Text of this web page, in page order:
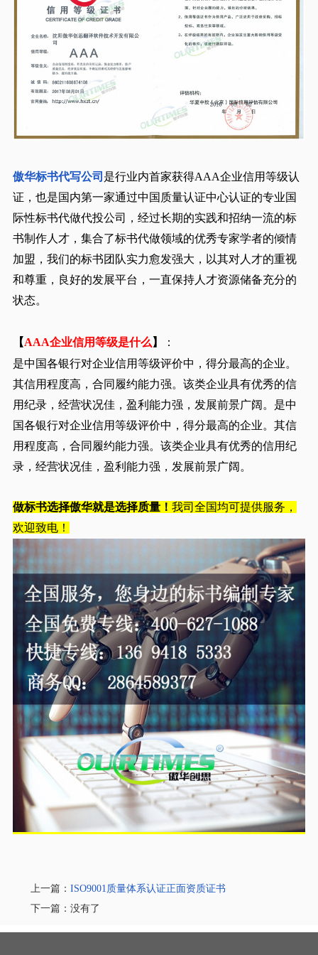
傲华标书代写公司 是行业内首家获得AAA企业信用等级认
证， 也是国内第一家通过中国质量认证中心认证的专业国
际性标书代做代投公司，经过长期的实践和招纳一流的标
书制作人才，集合了标书代做领域的优秀专家学者的倾情
加盟，我们的标书团队实力愈发强大，以其对人才的重视
和尊重，良好的发展平台，一直保持人才资源储备充分的
状态。
【AAA企业信用等级是什么】
：
是中国各银行对企业信用等级评价中，得分最高的企业。
其信用程度高，合同履约能力强。该类企业具有优秀的信
用纪录，经营状况佳，盈利能力强，发展前景广阔。是中
国各银行对企业信用等级评价中，得分最高的企业。其信
用程度高，合同履约能力强。该类企业具有优秀的信用纪
录，经营状况佳，盈利能力强，发展前景广阔。
做标书选择傲华就是选择质量！ 我司全国均可提供服务，
欢迎致电！
上一篇： ISO9001质量体系认证正面资质证书
下一篇：没有了